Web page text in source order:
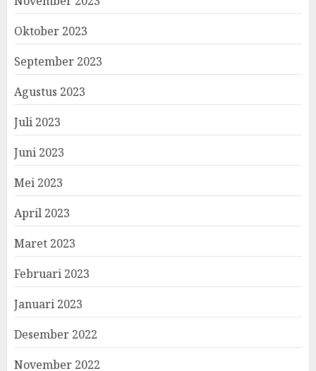
Oktober 2023
September 2023
Agustus 2023
Juli 2023
Juni 2023
Mei 2023
April 2023
Maret 2023
Februari 2023
Januari 2023
Desember 2022
November 2022